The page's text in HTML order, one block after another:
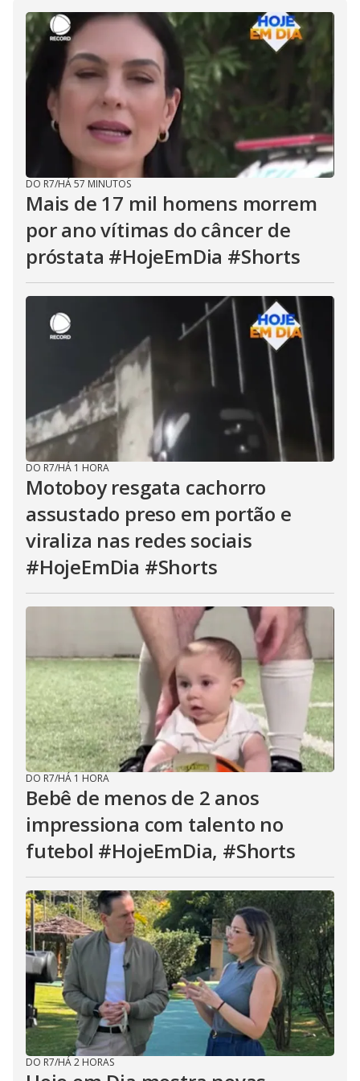
i
d
e
o
DO R7/HÁ 57 MINUTOS
Mais de 17 mil homens morrem
por ano vítimas do câncer de
próstata #HojeEmDia #Shorts
DO R7/HÁ 1 HORA
Motoboy resgata cachorro
assustado preso em portão e
viraliza nas redes sociais
#HojeEmDia #Shorts
DO R7/HÁ 1 HORA
Bebê de menos de 2 anos
impressiona com talento no
futebol #HojeEmDia, #Shorts
DO R7/HÁ 2 HORAS